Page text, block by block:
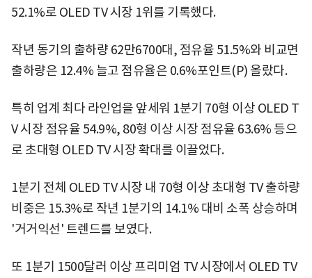
52.1%로 OLED TV 시장 1위를 기록했다.
작년 동기의 출하량 62만6700대, 점유율 51.5%와 비교면
출하량은 12.4% 늘고 점유율은 0.6%포인트(P) 올랐다.
특히 업계 최다 라인업을 앞세워 1분기 70형 이상 OLED T
V 시장 점유율 54.9%, 80형 이상 시장 점유율 63.6% 등으
로 초대형 OLED TV 시장 확대를 이끌었다.
1분기 전체 OLED TV 시장 내 70형 이상 초대형 TV 출하량
비중은 15.3%로 작년 1분기의 14.1% 대비 소폭 상승하며
'거거익선' 트렌드를 보였다.
또 1분기 1500달러 이상 프리미엄 TV 시장에서 OLED TV